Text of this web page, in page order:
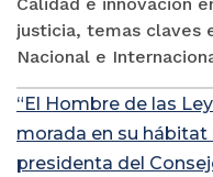
justicia, temas claves
Nacional e
“El Hombre de las
morada en su hábitat
presidenta del